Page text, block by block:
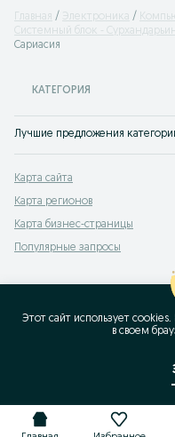
Главная Электроника
Системный блок -
Сариасия
КАТЕГОРИЯ
Карта сайта
Карта регионов
Карта бизнес-страницы
Популярные запросы
Этот сайт использует
в своeм